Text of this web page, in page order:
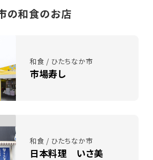
の和食のお店
和食 / ひたちなか市
市場寿し
和食 / ひたちなか市
日本料理 いさ美